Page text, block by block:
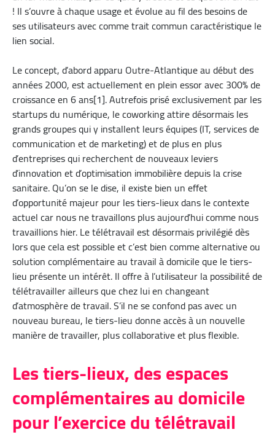
! Il s’ouvre à chaque usage et évolue au fil des besoins de
ses utilisateurs avec comme trait commun caractéristique le
lien social.
Le concept, d’abord apparu Outre-Atlantique au début des
années 2000, est actuellement en plein essor avec 300% de
croissance en 6 ans[1]. Autrefois prisé exclusivement par les
startups du numérique, le coworking attire désormais les
grands groupes qui y installent leurs équipes (IT, services de
communication et de marketing) et de plus en plus
d’entreprises qui recherchent de nouveaux leviers
d’innovation et d’optimisation immobilière depuis la crise
sanitaire. Qu’on se le dise, il existe bien un effet
d’opportunité majeur pour les tiers-lieux dans le contexte
actuel car nous ne travaillons plus aujourd’hui comme nous
travaillions hier. Le télétravail est désormais privilégié dès
lors que cela est possible et c’est bien comme alternative ou
solution complémentaire au travail à domicile que le tiers-
lieu présente un intérêt. Il offre à l’utilisateur la possibilité de
télétravailler ailleurs que chez lui en changeant
d’atmosphère de travail. S’il ne se confond pas avec un
nouveau bureau, le tiers-lieu donne accès à un nouvelle
manière de travailler, plus collaborative et plus flexible.
Les tiers-lieux, des espaces
complémentaires au domicile
pour l’exercice du télétravail